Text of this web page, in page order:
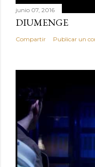
junio 07, 2016
DIUMENGE
Compartir Publicar un